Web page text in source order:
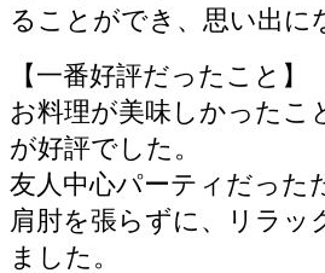
ることができ、思い出に
【一番好評だったこと】
お料理が美味しかったこ
が好評でした。
友人中心パーティだった
肩肘を張らずに、リラ
ました。